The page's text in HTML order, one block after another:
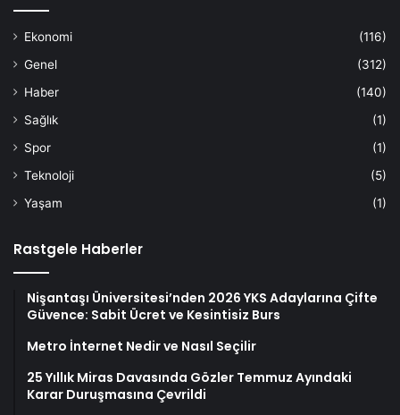
Ekonomi
(116)
Genel
(312)
Haber
(140)
Sağlık
(1)
Spor
(1)
Teknoloji
(5)
Yaşam
(1)
Rastgele Haberler
Nişantaşı Üniversitesi’nden 2026 YKS Adaylarına Çifte
Güvence: Sabit Ücret ve Kesintisiz Burs
Metro İnternet Nedir ve Nasıl Seçilir
25 Yıllık Miras Davasında Gözler Temmuz Ayındaki
Karar Duruşmasına Çevrildi